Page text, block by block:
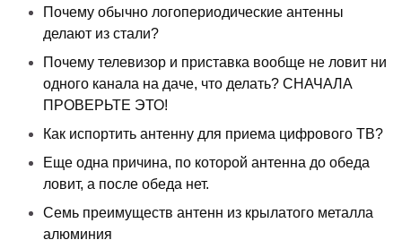
Почему обычно логопериодические антенны
делают из стали?
Почему телевизор и приставка вообще не ловит ни
одного канала на даче, что делать? СНАЧАЛА
ПРОВЕРЬТЕ ЭТО!
Как испортить антенну для приема цифрового ТВ?
Еще одна причина, по которой антенна до обеда
ловит, а после обеда нет.
Семь преимуществ антенн из крылатого металла
алюминия